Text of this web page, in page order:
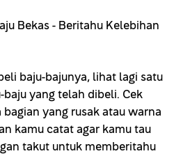
baju-bajunya, lihat lagi satu
yang telah dibeli. Cek
yang rusak atau warna
kamu catat agar kamu tau
takut untuk memberitahu